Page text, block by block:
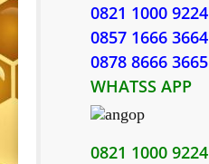
0821 1000 9224
0857 1666 3664
0878 8666 3665
WHATSS APP
0821 1000 9224